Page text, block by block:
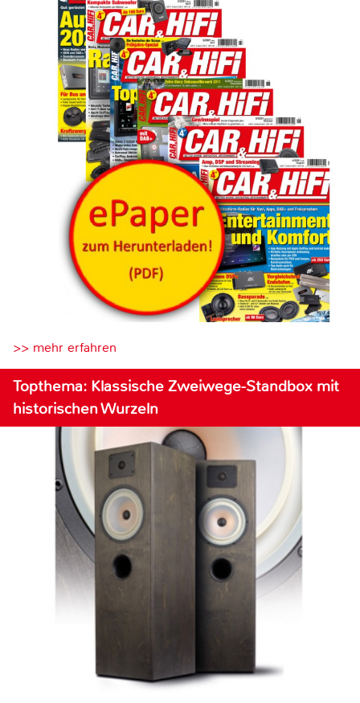
>> mehr erfahren
Topthema: Klassische Zweiwege-Standbox mit
historischen Wurzeln